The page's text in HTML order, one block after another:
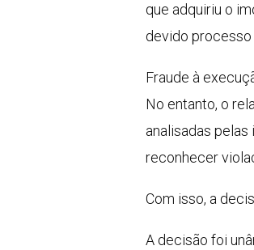
que adquiriu o
devido processo
Fraude à
No entanto, o
analisadas
reconhecer
Com isso, a
A decisão foi